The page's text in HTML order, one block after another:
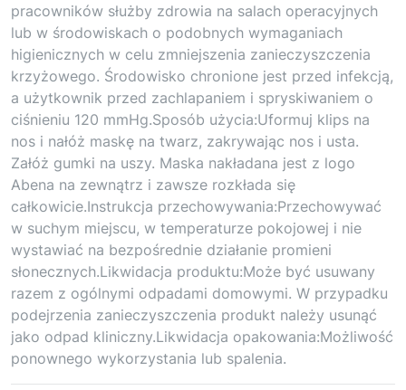
pracowników służby zdrowia na salach operacyjnych
lub w środowiskach o podobnych wymaganiach
higienicznych w celu zmniejszenia zanieczyszczenia
krzyżowego. Środowisko chronione jest przed infekcją,
a użytkownik przed zachlapaniem i spryskiwaniem o
ciśnieniu 120 mmHg.Sposób użycia:Uformuj klips na
nos i nałóż maskę na twarz, zakrywając nos i usta.
Załóż gumki na uszy. Maska nakładana jest z logo
Abena na zewnątrz i zawsze rozkłada się
całkowicie.Instrukcja przechowywania:Przechowywać
w suchym miejscu, w temperaturze pokojowej i nie
wystawiać na bezpośrednie działanie promieni
słonecznych.Likwidacja produktu:Może być usuwany
razem z ogólnymi odpadami domowymi. W przypadku
podejrzenia zanieczyszczenia produkt należy usunąć
jako odpad kliniczny.Likwidacja opakowania:Możliwość
ponownego wykorzystania lub spalenia.